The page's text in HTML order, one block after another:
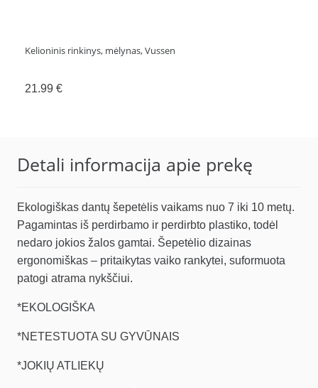
Kelioninis rinkinys, mėlynas, Vussen
21.99 €
Detali informacija apie prekę
Ekologiškas dantų šepetėlis vaikams nuo 7 iki 10 metų.
Pagamintas iš perdirbamo ir perdirbto plastiko, todėl
nedaro jokios žalos gamtai. Šepetėlio dizainas
ergonomiškas – pritaikytas vaiko rankytei, suformuota
patogi atrama nykščiui.
*EKOLOGIŠKA
*NETESTUOTA SU GYVŪNAIS
*JOKIŲ ATLIEKŲ